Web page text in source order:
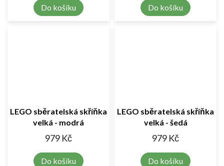
Do košíku Do košíku
LEGO sběratelská skříňka
velká - modrá
979 Kč
Do košíku
LEGO sběratelská skříňka
velká - šedá
979 Kč
Do košíku